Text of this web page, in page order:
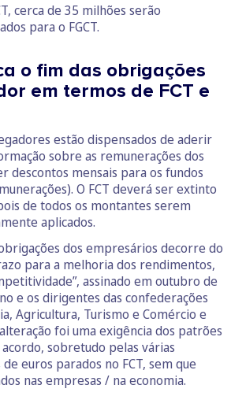
cerca de 35 milhões serão
para o FGCT.
o fim das obrigações
em termos de FCT e
estão dispensados de aderir
sobre as remunerações dos
descontos mensais para os fundos
O FCT deverá ser extinto
de todos os montantes serem
aplicados.
dos empresários decorre do
para a melhoria dos rendimentos,
assinado em outubro de
e os dirigentes das confederações
Agricultura, Turismo e Comércio e
foi uma exigência dos patrões
sobretudo pelas várias
euros parados no FCT, sem que
nas empresas / na economia.